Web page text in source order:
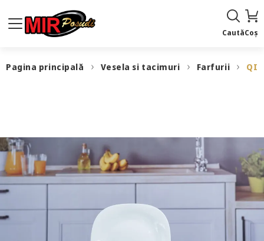
CautăCoș
Pagina principală Vesela si tacimuri Farfurii